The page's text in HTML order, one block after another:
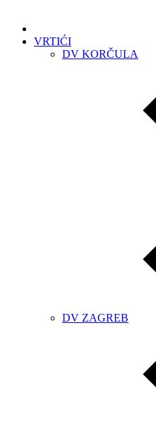
VRTIĆI
DV KORČULA
DV ZAGREB